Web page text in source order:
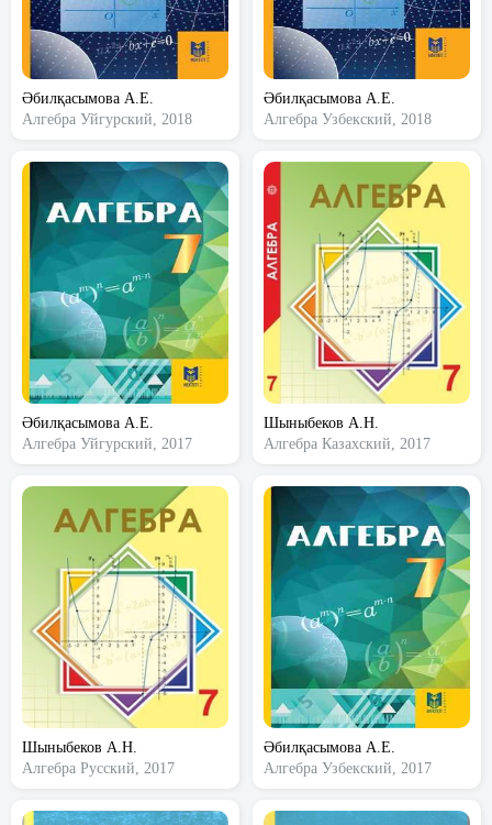
Әбилқасымова А.Е.
Алгебра Уйгурский, 2018
Әбилқасымова А.Е.
Алгебра Узбекский, 2018
Әбилқасымова А.Е.
Алгебра Уйгурский, 2017
Шыныбеков А.Н.
Алгебра Казахский, 2017
Шыныбеков А.Н.
Алгебра Русский, 2017
Әбилқасымова А.Е.
Алгебра Узбекский, 2017